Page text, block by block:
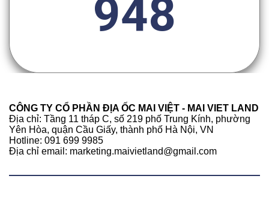
948
CÔNG TY CỔ PHẦN ĐỊA ỐC MAI VIỆT - MAI VIET LAND
Địa chỉ: Tầng 11 tháp C, số 219 phố Trung Kính, phường
Yên Hòa, quận Cầu Giấy, thành phố Hà Nội, VN
Hotline: 091 699 9985
Địa chỉ email: marketing.maivietland@gmail.com